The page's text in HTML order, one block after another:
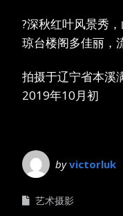
?深秋红叶风景秀，
琼台楼阁多佳丽，
拍摄于辽宁省本溪
2019年10月初
byvictorluk
艺术摄影